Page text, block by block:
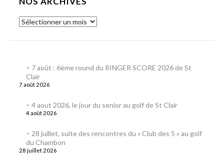
7 août : 6ème round du RINGER SCORE 2026 de St
Clair
7 août 2026
4 aout 2026, le jour du senior au golf de St Clair
4 août 2026
28 juillet, suite des rencontres du « Club des 5 » au golf
du Chambon
28 juillet 2026